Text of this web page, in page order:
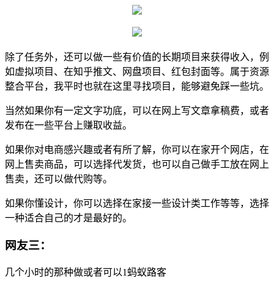
除了任务外，还可以做一些有价值的长期项目来获得收入，例
如虚拟项目、在知乎推文、网盘项目、红包封面等。属于资源
整合平台，我平时也就在这里寻找项目，能够避免踩一些坑。
当然如果你有一定文字功底，可以在网上写文章拿稿费，或者
发布在一些平台上赚取收益。
如果你对电商感兴趣或者有所了解，你可以在家开个网店，在
网上售卖商品，可以选择代发货，也可以自己做手工放在网上
售卖，还可以做代购等。
如果你懂设计，你可以选择在家接一些设计类工作等等，选择
一种适合自己的才是最好的。
网友三：
几个小时的那种做或者可以1蚂蚁路客